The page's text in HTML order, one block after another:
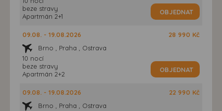
beze stravy
Apartmán 2+1
OBJEDNAT
09.08. - 19.08.2026
Brno , Praha , Ostrava
10 nocí
beze stravy
Apartmán 2+2
28 990 Kč
OBJEDNAT
09.08. - 19.08.2026
Brno , Praha , Ostrava
22 990 Kč